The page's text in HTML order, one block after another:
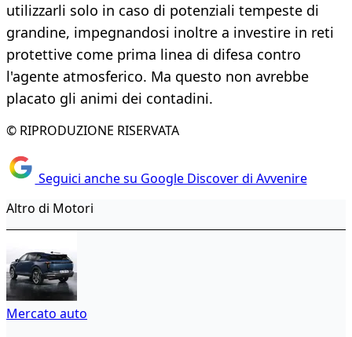
utilizzarli solo in caso di potenziali tempeste di
grandine, impegnandosi inoltre a investire in reti
protettive come prima linea di difesa contro
l'agente atmosferico. Ma questo non avrebbe
placato gli animi dei contadini.
© RIPRODUZIONE RISERVATA
Seguici anche su Google Discover di Avvenire
Altro di Motori
Mercato auto